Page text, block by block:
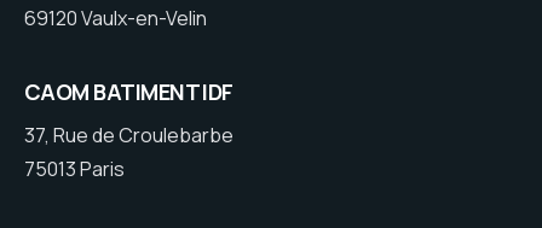
69120 Vaulx-en-Velin
CAOM BATIMENT IDF
37, Rue de Croulebarbe
75013 Paris